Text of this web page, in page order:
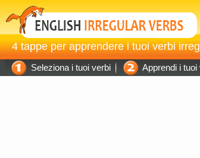
4 tappe per apprendere i tuoi verbi
Seleziona i tuoi verbi Apprendi i tuoi